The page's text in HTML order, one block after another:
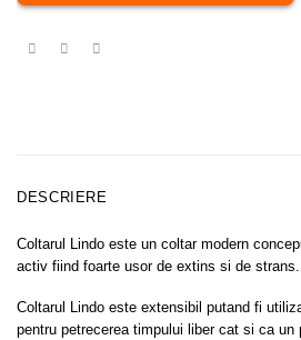
DESCRIERE
Coltarul Lindo este un coltar modern
activ fiind foarte usor de extins si de strans.
Coltarul Lindo este extensibil putand fi
pentru petrecerea timpului liber cat si ca un